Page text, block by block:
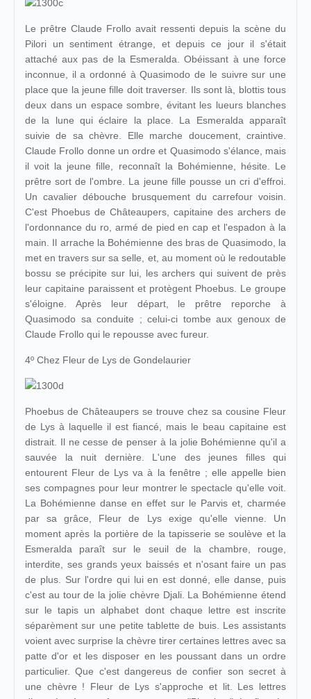
Le prêtre Claude Frollo avait ressenti depuis la scène du
Pilori un sentiment étrange, et depuis ce jour il s'était
attaché aux pas de la Esmeralda. Obéissant à une force
inconnue, il a ordonné à Quasimodo de le suivre sur une
place que la jeune fille doit traverser. Ils sont là, blottis tous
deux dans un espace sombre, évitant les lueurs blanches
de la lune qui éclaire la place. La Esmeralda apparaît
suivie de sa chèvre. Elle marche doucement, craintive.
Claude Frollo donne un ordre et Quasimodo s'élance, mais
il voit la jeune fille, reconnaît la Bohémienne, hésite. Le
prêtre sort de l'ombre. La jeune fille pousse un cri d'effroi.
Un cavalier débouche brusquement du carrefour voisin.
C'est Phoebus de Châteaupers, capitaine des archers de
l'ordonnance du ro, armé de pied en cap et l'espadon à la
main. Il arrache la Bohémienne des bras de Quasimodo, la
met en travers sur sa selle, et, au moment où le redoutable
bossu se précipite sur lui, les archers qui suivent de près
leur capitaine paraissent et protègent Phoebus. Le groupe
s'éloigne. Après leur départ, le prêtre reporche à
Quasimodo sa conduite ; celui-ci tombe aux genoux de
Claude Frollo qui le repousse avec fureur.
4º Chez Fleur de Lys de Gondelaurier
Phoebus de Châteaupers se trouve chez sa cousine Fleur
de Lys à laquelle il est fiancé, mais le beau capitaine est
distrait. Il ne cesse de penser à la jolie Bohémienne qu'il a
sauvée la nuit dernière. L'une des jeunes filles qui
entourent Fleur de Lys va à la fenêtre ; elle appelle bien
ses compagnes pour leur montrer le spectacle qu'elle voit.
La Bohémienne danse en effet sur le Parvis et, charmée
par sa grâce, Fleur de Lys exige qu'elle vienne. Un
moment après la portière de la tapisserie se soulève et la
Esmeralda paraît sur le seuil de la chambre, rouge,
interdite, ses grands yeux baissés et n'osant faire un pas
de plus. Sur l'ordre qui lui en est donné, elle danse, puis
c'est au tour de la jolie chèvre Djali. La Bohémienne étend
sur le tapis un alphabet dont chaque lettre est inscrite
séparèment sur une petite tablette de buis. Les assistants
voient avec surprise la chèvre tirer certaines lettres avec sa
patte d'or et les disposer en les poussant dans un ordre
particulier. Que c'est dangereus de confier son secret à
une chèvre ! Fleur de Lys s'approche et lit. Les lettres